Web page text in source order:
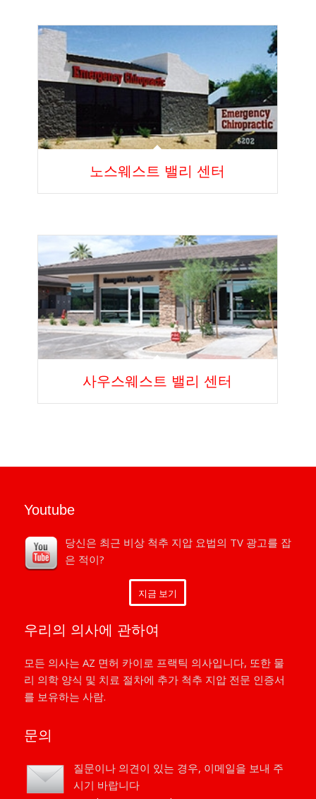
노스웨스트 밸리 센터
사우스웨스트 밸리 센터
Youtube
당신은 최근 비상 척추 지압 요법의 TV 광고를 잡
은 적이?
지금 보기
우리의 의사에 관하여
모든 의사는 AZ 면허 카이로 프랙틱 의사입니다, 또한 물
리 의학 양식 및 치료 절차에 추가 척추 지압 전문 인증서
를 보유하는 사람.
문의
질문이나 의견이 있는 경우, 이메일을 보내 주
시기 바랍니다